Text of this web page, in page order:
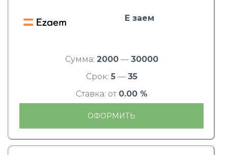
Е заем
Сумма: 2000— 30000
Срок: 5— 35
Ставка: от 0.00 %
ОФОРМИТЬ